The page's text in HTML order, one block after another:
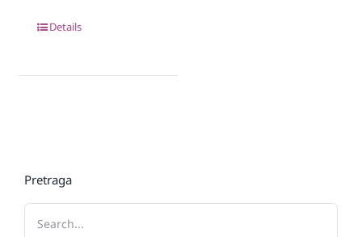
Details
Pretraga